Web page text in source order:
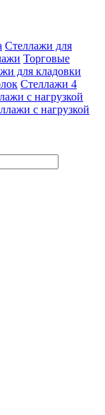
Стеллажи для
Торговые
для кладовки
Стеллажи 4
с нагрузкой
с нагрузкой